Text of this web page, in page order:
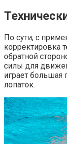
По сути, с
корректировка
обратной
силы для
играет
лопаток.